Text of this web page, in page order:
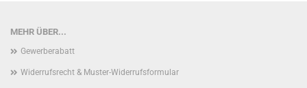
MEHR ÜBER...
Gewerberabatt
Widerrufsrecht & Muster-Widerrufsformular